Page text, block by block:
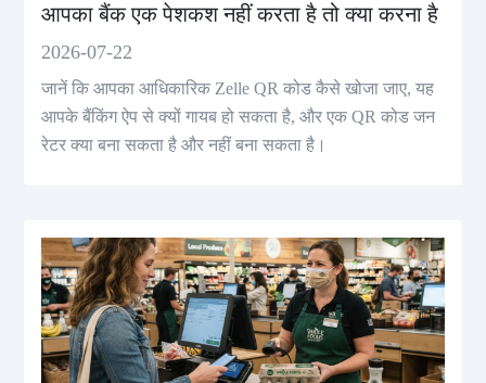
आपका बैंक एक पेशकश नहीं करता है तो क्या करना है
2026-07-22
जानें कि आपका आधिकारिक Zelle QR कोड कैसे खोजा जाए, यह
आपके बैंकिंग ऐप से क्यों गायब हो सकता है, और एक QR कोड जन
रेटर क्या बना सकता है और नहीं बना सकता है।